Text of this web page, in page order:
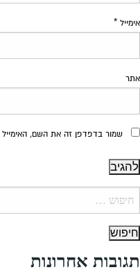
אימייל *
אתר
שמור בדפדפן זה את השם,
תגובות אחרונות